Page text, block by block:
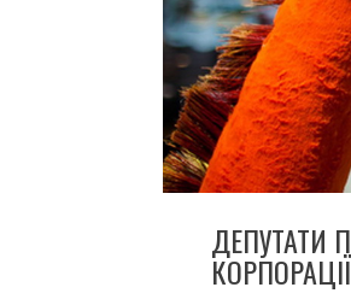
ДЕПУТАТИ